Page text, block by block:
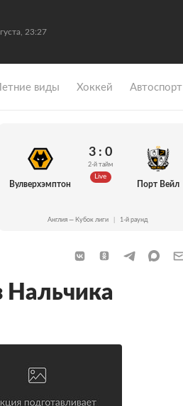
23:27
виды Хоккей Автоспорт
Вулверхэмптон
3 : 0
2-й тайм
Live
Порт Вейл
Англия — Кубок лиги 1-й раунд
Нальчика